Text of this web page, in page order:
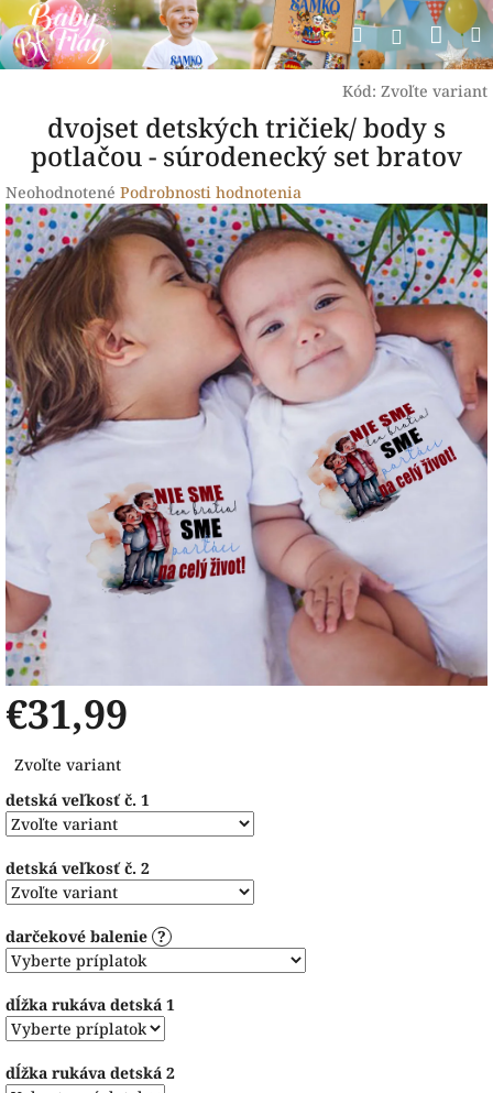
Prejsť
na
obsah
Hľadať
Kód: Zvoľte variant
dvojset detských tričiek/ body s
potlačou - súrodenecký set bratov
Priemerné
hodnotenie
produktu
je
0,0
z
5
hviezdičiek.
Neohodnotené Podrobnosti hodnotenia
€31,99
cena:
Zvoľte variant
detská veľkosť č. 1
detská veľkosť č. 2
darčekové balenie ?
dĺžka rukáva detská 1
dĺžka rukáva detská 2